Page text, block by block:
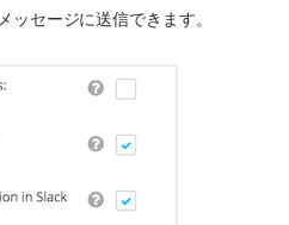
メッセージに送信できます。